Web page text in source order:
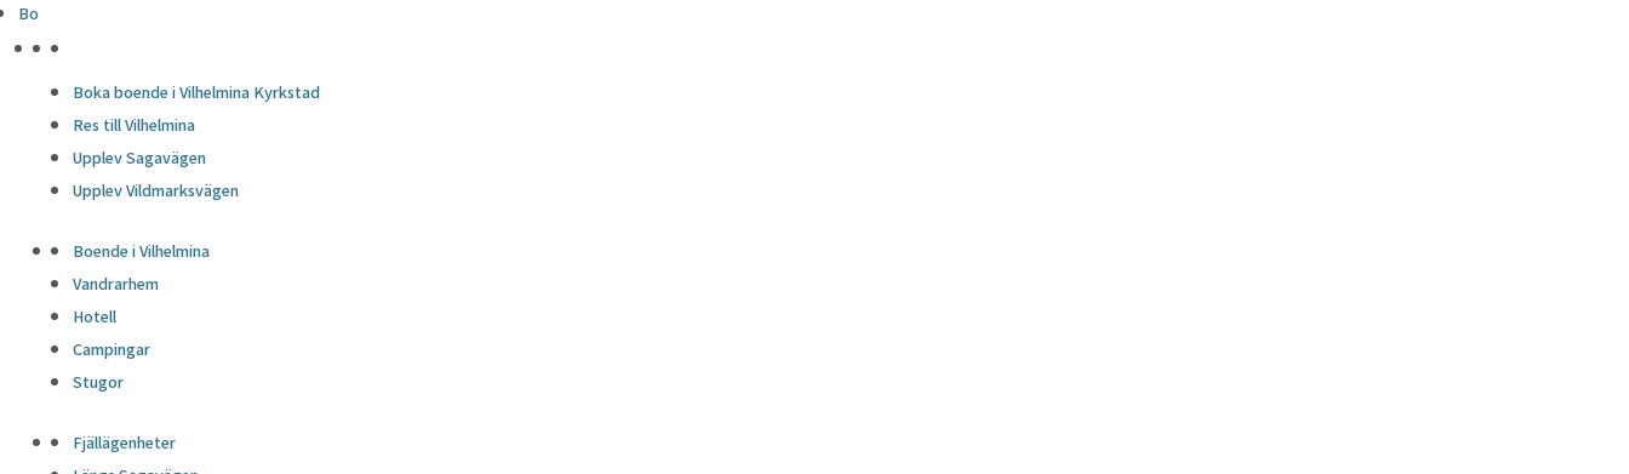
Bo
Boka boende i Vilhelmina Kyrkstad
Res till Vilhelmina
Upplev Sagavägen
Upplev Vildmarksvägen
Boende i Vilhelmina
Vandrarhem
Hotell
Campingar
Stugor
Fjällägenheter